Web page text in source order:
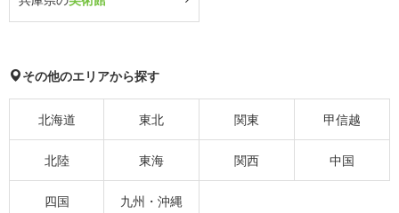
その他のエリアから探す
北海道 東北 関東 甲信越
北陸 東海 関西 中国
四国 九州・沖縄